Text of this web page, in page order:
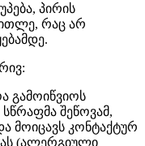
პირის
რაც არ
გამოიწვიოს
შეწოვამ,
მოიცავს კონტაქტურ
(ალერგიული